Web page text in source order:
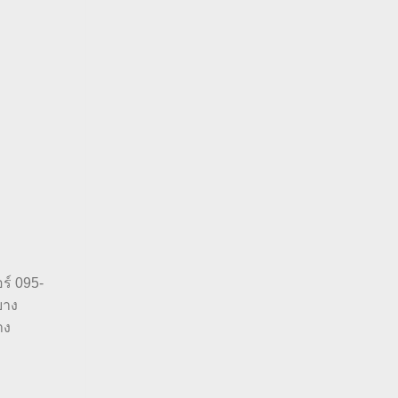
095-
ง